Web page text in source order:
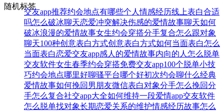
随机标签
交友app推荐约会地点有哪些个人情感经历线上表白合适
吗怎么破冰聊天恋爱冲突解决伤感的爱情故事聊天如何
破冰浪漫的爱情故事女生约会穿搭分手复合怎么跟对象
聊天100种创意表白方式创意表白方式如何当面表白怎么
当面表白恋爱交友app感人的爱情故事内向的人怎么脱单
交友软件女生春季约会穿搭免费交友app100个脱单小技
巧约会地点哪里好聊骚平台哪个好初次约会聊什么经典
爱情故事如何挽回男朋友微信表白对象分手怎么挽回分
手怎么复合社交app大全如何维持一段爱情app交友软件
怎么脱单找对象长期恋爱关系的维护情感经历故事怎么